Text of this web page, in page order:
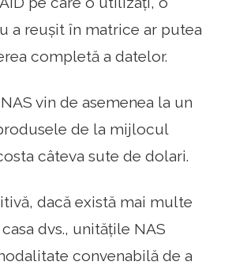
a reușit în matrice ar putea
completă a datelor.
vin de asemenea la un
de la mijlocul
câteva sute de dolari.
dacă există mai multe
dvs., unitățile NAS
convenabilă de a